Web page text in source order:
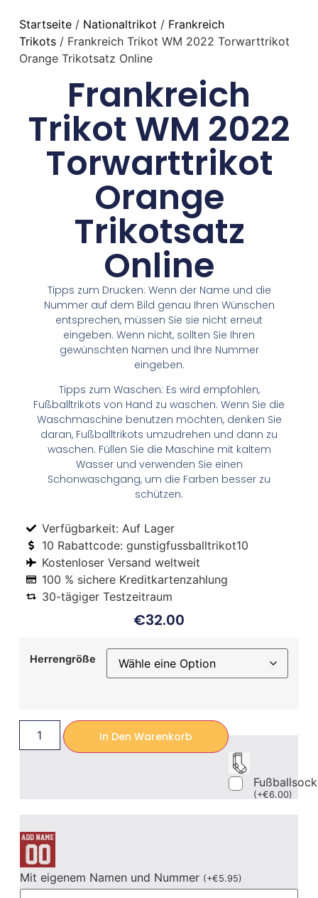
Startseite/ Nationaltrikot / Frankreich
Trikots/ Frankreich Trikot WM 2022 Torwarttrikot
Orange Trikotsatz Online
Frankreich
Trikot WM 2022
Torwarttrikot
Orange
Trikotsatz
Online
Tipps zum Drucken: Wenn der Name und die
Nummer auf dem Bild genau Ihren Wünschen
entsprechen, müssen Sie sie nicht erneut
eingeben. Wenn nicht, sollten Sie Ihren
gewünschten Namen und Ihre Nummer
eingeben.
Tipps zum Waschen: Es wird empfohlen,
Fußballtrikots von Hand zu waschen. Wenn Sie die
Waschmaschine benutzen möchten, denken Sie
daran, Fußballtrikots umzudrehen und dann zu
waschen. Füllen Sie die Maschine mit kaltem
Wasser und verwenden Sie einen
Schonwaschgang, um die Farben besser zu
schützen.
Verfügbarkeit: Auf Lager
10 Rabattcode: gunstigfussballtrikot10
Kostenloser Versand weltweit
100 % sichere Kreditkartenzahlung
30-tägiger Testzeitraum
€32.00
Herrengröße
In Den Warenkorb
(+€6.00)
Mit eigenem Namen und Nummer (+€5.95)